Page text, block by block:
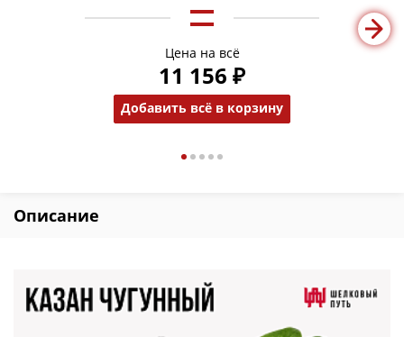
Цена на всё
11 156 ₽
Добавить всё в корзину
Описание